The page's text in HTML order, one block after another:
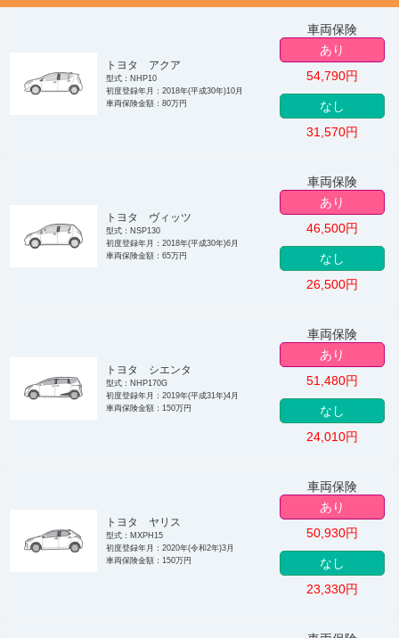
トヨタ アクア
型式：NHP10
初度登録年月：2018年(平成30年)10月
車両保険金額：80万円
車両保険
あり
54,790円
なし
31,570円
トヨタ ヴィッツ
型式：NSP130
初度登録年月：2018年(平成30年)6月
車両保険金額：65万円
車両保険
あり
46,500円
なし
26,500円
トヨタ シエンタ
型式：NHP170G
初度登録年月：2019年(平成31年)4月
車両保険金額：150万円
車両保険
あり
51,480円
なし
24,010円
トヨタ ヤリス
型式：MXPH15
初度登録年月：2020年(令和2年)3月
車両保険金額：150万円
車両保険
あり
50,930円
なし
23,330円